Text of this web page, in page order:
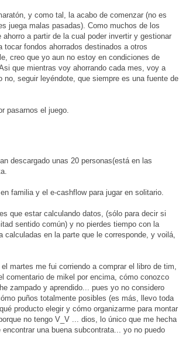
y como tal, la acabo de comenzar (no es
juega malas pasadas). Como muchos de los
a partir de la cual poder invertir y gestionar
fondos ahorrados destinados a otros
creo que yo aun no estoy en condiciones de
que mientras voy ahorrando cada mes, voy a
seguir leyéndote, que siempre es una fuente de
pasarnos el juego.
descargado unas 20 personas(está en las
familia y el e-cashflow para jugar en solitario.
que estar calculando datos, (sólo para decir si
sentido común) y no pierdes tiempo con la
en la parte que le corresponde, y voilá,
martes me fui corriendo a comprar el libro de tim,
comentario de mikel por encima, cómo conozco
zampado y aprendido... pues yo no considero
puños totalmente posibles (es más, llevo toda
producto elegir y cómo organizarme para montar
no tengo V_V ... dios, lo único que me hecha
una buena subcontrata... yo no puedo